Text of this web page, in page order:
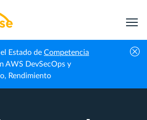
Estado de Competencia
AWS DevSecOps y
Rendimiento
Cómo Asegurar el Cumplimiento para
Amazon OpenSearch